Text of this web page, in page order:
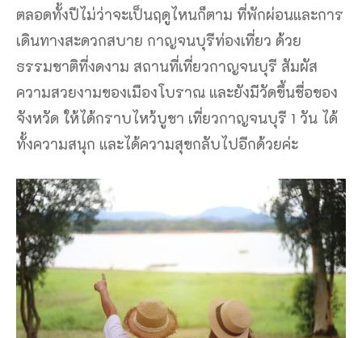
ตลอดทั้งปีไม่ว่าจะเป็นฤดูไหนก็ตาม ที่พักผ่อนและการ
เดินทางสะดวกสบาย กาญจนบุรีท่องเที่ยว ด้วย
ธรรมชาติที่งดงาม สถานที่เที่ยวกาญจนบุรี สัมผัส
ความสวยงามของเมืองโบราณ และยังมีวัดขึ้นชื่อของ
จังหวัด ให้ได้กราบไหว้บูชา เที่ยวกาญจนบุรี 1 วัน ได้
ทั้งความสนุก และได้ความสุขกลับไปอีกด้วยค่ะ